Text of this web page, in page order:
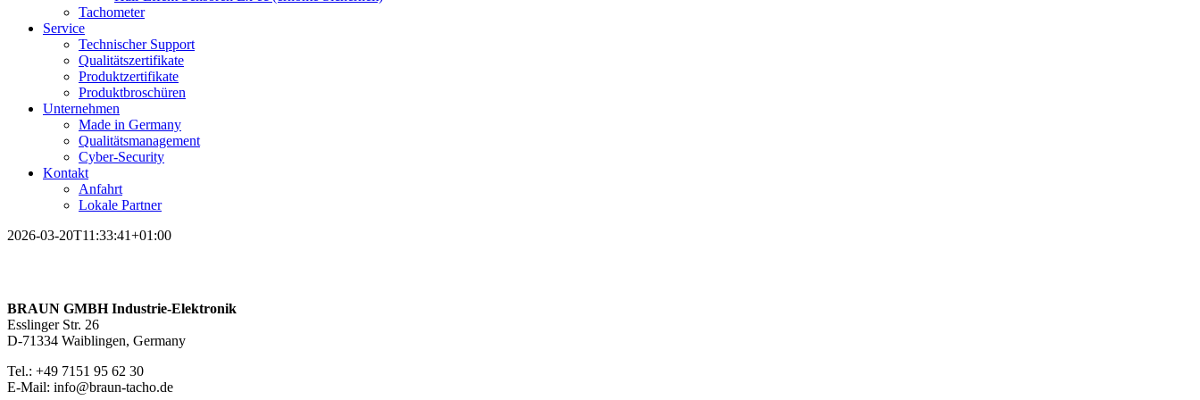
Tachometer
Service
Technischer Support
Qualitätszertifikate
Produktzertifikate
Produktbroschüren
Unternehmen
Made in Germany
Qualitätsmanagement
Cyber-Security
Kontakt
Anfahrt
Lokale Partner
2026-03-20T11:33:41+01:00
BRAUN GMBH Industrie-Elektronik
Esslinger Str. 26
D-71334 Waiblingen, Germany
Tel.: +49 7151 95 62 30
E-Mail: info@braun-tacho.de